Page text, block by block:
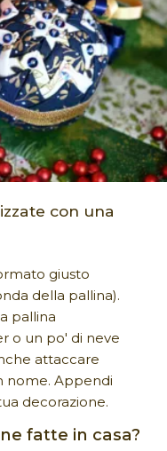
con una
giusto
della pallina).
pallina
o un po' di neve
attaccare
nome. Appendi
decorazione.
fatte in casa?